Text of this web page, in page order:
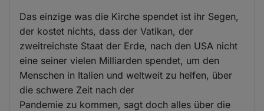
Das einzige was die Kirche spendet ist ihr Segen,
der kostet nichts, dass der Vatikan, der
zweitreichste Staat der Erde, nach den USA nicht
eine seiner vielen Milliarden spendet, um den
Menschen in Italien und weltweit zu helfen, über
die schwere Zeit nach der
Pandemie zu kommen, sagt doch alles über die